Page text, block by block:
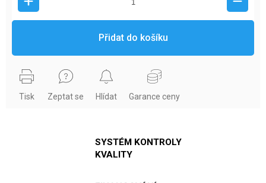
Přidat do košíku
Tisk Zeptat se Hlídat Garance ceny
SYSTÉM KONTROLY
KVALITY